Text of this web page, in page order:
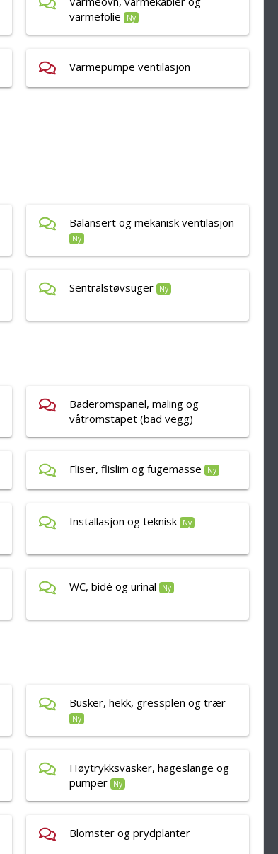
varmefolie
Ny
Varmepumpe ventilasjon
Balansert og mekanisk ventilasjon
Ny
Sentralstøvsuger Ny
Baderomspanel, maling og
våtromstapet (bad vegg)
Fliser, flislim og fugemasse Ny
Installasjon og teknisk Ny
WC, bidé og urinal Ny
Busker, hekk, gressplen og trær
Ny
Høytrykksvasker, hageslange og
pumper
Ny
Blomster og prydplanter